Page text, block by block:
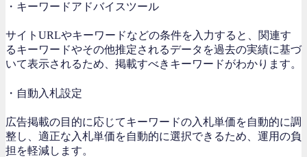
・キーワードアドバイスツール
サイトURLやキーワードなどの条件を入力すると、関連す
るキーワードやその他推定されるデータを過去の実績に基づ
いて表示されるため、掲載すべきキーワードがわかります。
・自動入札設定
広告掲載の目的に応じてキーワードの入札単価を自動的に調
整し、適正な入札単価を自動的に選択できるため、運用の負
担を軽減します。